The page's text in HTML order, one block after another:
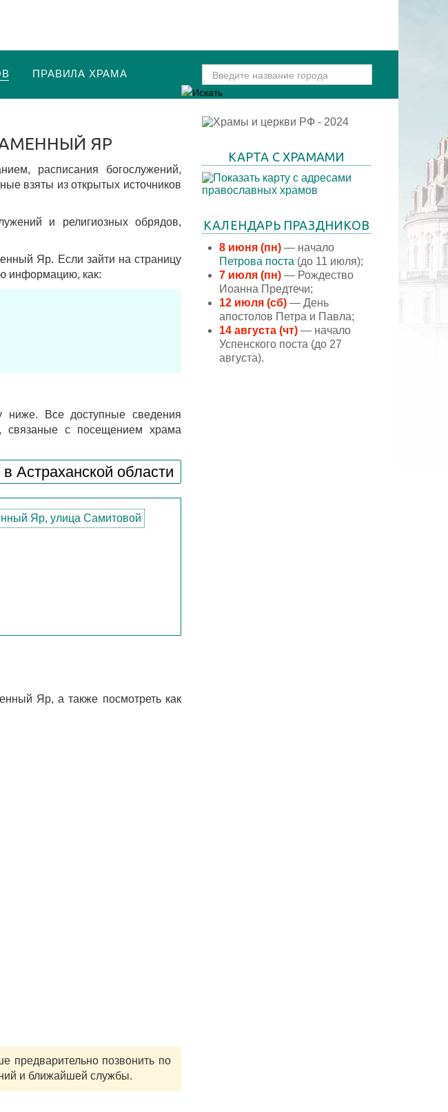
ПРАВИЛА ХРАМА
ЯР
расписания богослужений,
взяты из открытых источников
и религиозных обрядов,
Яр. Если зайти на страницу
информацию, как:
ниже. Все доступные сведения
связаные с посещением храма
Астраханской области
Яр, а также посмотреть как
предварительно позвонить по
и ближайшей службы.
КАРТА С ХРАМАМИ
КАЛЕНДАРЬ ПРАЗДНИКОВ
8 июня (пн) — начало
Петрова поста (до 11 июля);
7 июля (пн) — Рождество
Иоанна Предтечи;
12 июля (сб) — День
апостолов Петра и Павла;
14 августа (чт) — начало
Успенского поста (до 27
августа).